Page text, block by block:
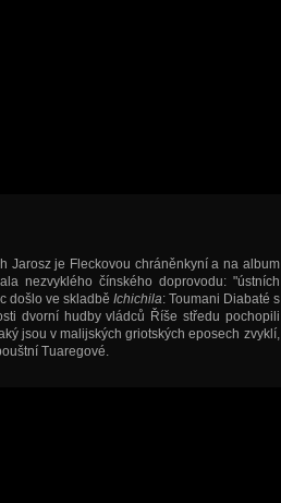
Jarosz je Fleckovou chráněnkyní a na album
nezvyklého čínského doprovodu: "ústních
došlo ve skladbě Ichichila: Toumani Diabaté s
dvorní hudby vládců Říše středu pochopili
jsou v malijských griotských eposech zvyklí,
Tuaregové.